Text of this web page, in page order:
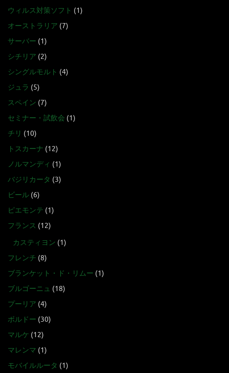
ウィルス対策ソフト (1)
オーストラリア (7)
サーバー (1)
シチリア (2)
シングルモルト (4)
ジュラ (5)
スペイン (7)
セミナー・試飲会 (1)
チリ (10)
トスカーナ (12)
ノルマンディ (1)
バジリカータ (3)
ビール (6)
ピエモンテ (1)
フランス (12)
カスティヨン (1)
フレンチ (8)
ブランケット・ド・リムー (1)
ブルゴーニュ (18)
プーリア (4)
ボルドー (30)
マルケ (12)
マレンマ (1)
モバイルルータ (1)